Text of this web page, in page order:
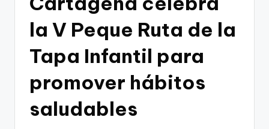
la V Peque Ruta de la
Tapa Infantil para
promover hábitos
saludables